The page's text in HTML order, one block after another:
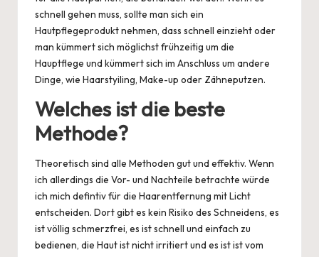
schnell gehen muss, sollte man sich ein
Hautpflegeprodukt nehmen, dass schnell einzieht oder
man kümmert sich möglichst frühzeitig um die
Hauptflege und kümmert sich im Anschluss um andere
Dinge, wie Haarstyiling, Make-up oder Zähneputzen.
Welches ist die beste
Methode?
Theoretisch sind alle Methoden gut und effektiv. Wenn
ich allerdings die Vor- und Nachteile betrachte würde
ich mich defintiv für die Haarentfernung mit Licht
entscheiden. Dort gibt es kein Risiko des Schneidens, es
ist völlig schmerzfrei, es ist schnell und einfach zu
bedienen, die Haut ist nicht irritiert und es ist ist vom